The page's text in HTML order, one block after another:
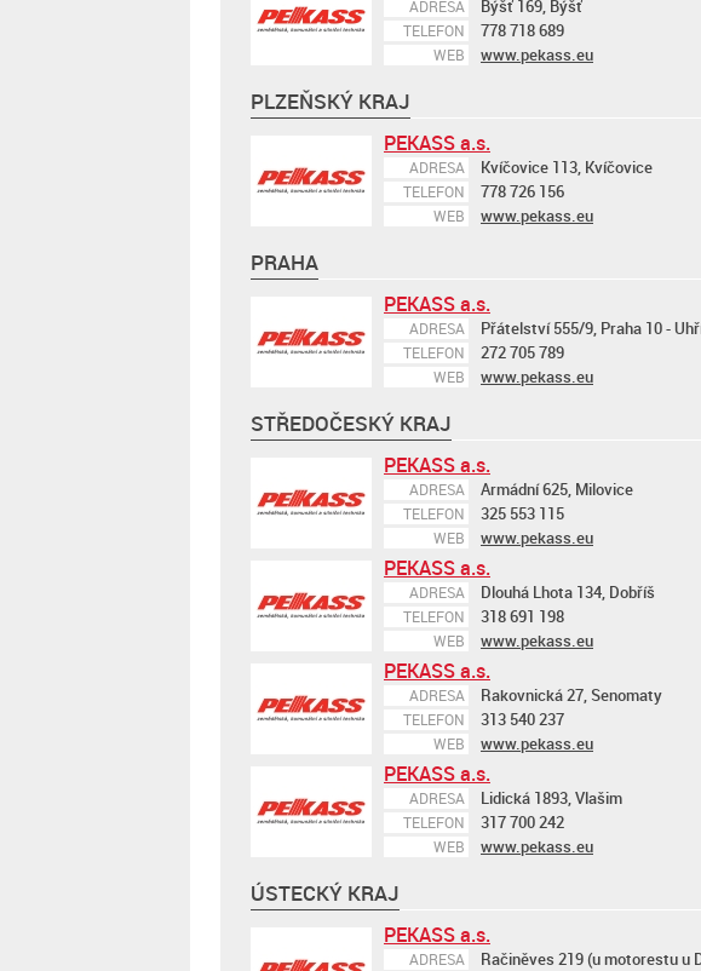
ADRESA Býšť 169, Býšť
TELEFON 778 718 689
WEB www.pekass.eu
PLZEŇSKÝ KRAJ
PEKASS a.s.
ADRESA Kvíčovice 113, Kvíčovice
TELEFON 778 726 156
WEB www.pekass.eu
PRAHA
PEKASS a.s.
ADRESA Přátelství 555/9, Praha 10 -
TELEFON 272 705 789
WEB www.pekass.eu
STŘEDOČESKÝ KRAJ
PEKASS a.s.
ADRESA Armádní 625, Milovice
TELEFON 325 553 115
WEB www.pekass.eu
PEKASS a.s.
ADRESA Dlouhá Lhota 134, Dobříš
TELEFON 318 691 198
WEB www.pekass.eu
PEKASS a.s.
ADRESA Rakovnická 27, Senomaty
TELEFON 313 540 237
WEB www.pekass.eu
PEKASS a.s.
ADRESA Lidická 1893, Vlašim
TELEFON 317 700 242
WEB www.pekass.eu
ÚSTECKÝ KRAJ
PEKASS a.s.
ADRESA Račiněves 219 (u motorestu u